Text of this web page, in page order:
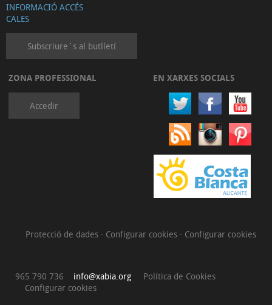
INFORMACIÓ ACCÉS
CALES
Subscriure´s al butlletí
ZONA PROFESSIONAL
Accedir
EN XARXES SOCIALS
Protecció de dades · Configurar cookies · Configurar cookies
965 790 736 info@xabia.org
Política de Cookies
Configurar cookies